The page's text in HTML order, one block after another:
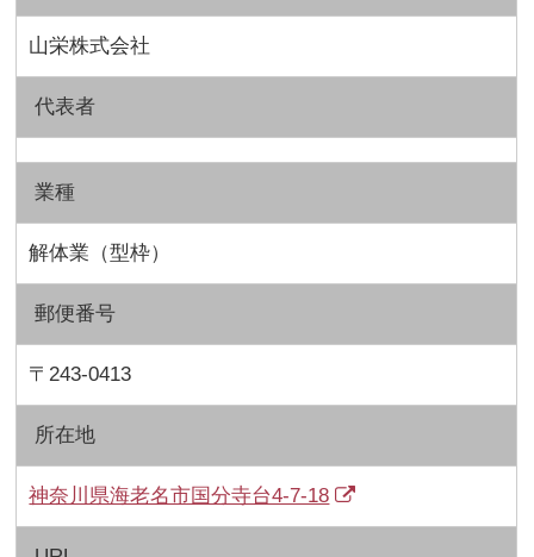
山栄株式会社
代表者
業種
解体業（型枠）
郵便番号
〒243-0413
所在地
神奈川県海老名市国分寺台4-7-18